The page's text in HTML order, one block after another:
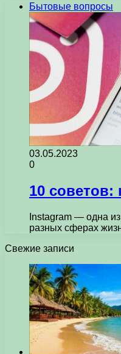
Бытовые вопросы
03.05.2023
0
10 советов:
Instagram — одна
разных сферах
Свежие записи